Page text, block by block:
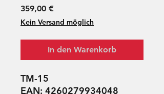
359,00 €
Kein Versand möglich
In den Warenkorb
TM-15
EAN: 4260279934048